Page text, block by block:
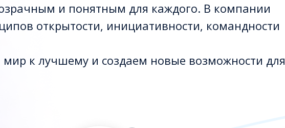
и понятным для каждого. В компании
открытости, инициативности, командности
к лучшему и создаем новые возможности для